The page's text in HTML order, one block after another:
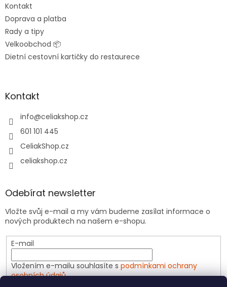
s
Kontakt
Doprava a platba
Rady a tipy
Velkoobchod 📦
Dietní cestovní kartičky do restaurece
Kontakt
info@celiakshop.cz
601 101 445
CeliakShop.cz
celiakshop.cz
Odebírat newsletter
Vložte svůj e-mail a my vám budeme zasílat informace o
nových produktech na našem e-shopu.
E-mail
Vložením e-mailu souhlasíte s podmínkami ochrany
osobních údajů